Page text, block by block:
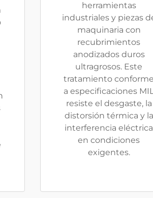
herramientas
industriales y piezas
maquinaria con
recubrimientos
anodizados duros
ultragrosos. Este
tratamiento conforme
a especificaciones
resiste el desgaste, la
distorsión térmica y la
interferencia eléctrica
en condiciones
exigentes.